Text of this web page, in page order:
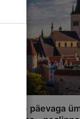
Kolme päevaga